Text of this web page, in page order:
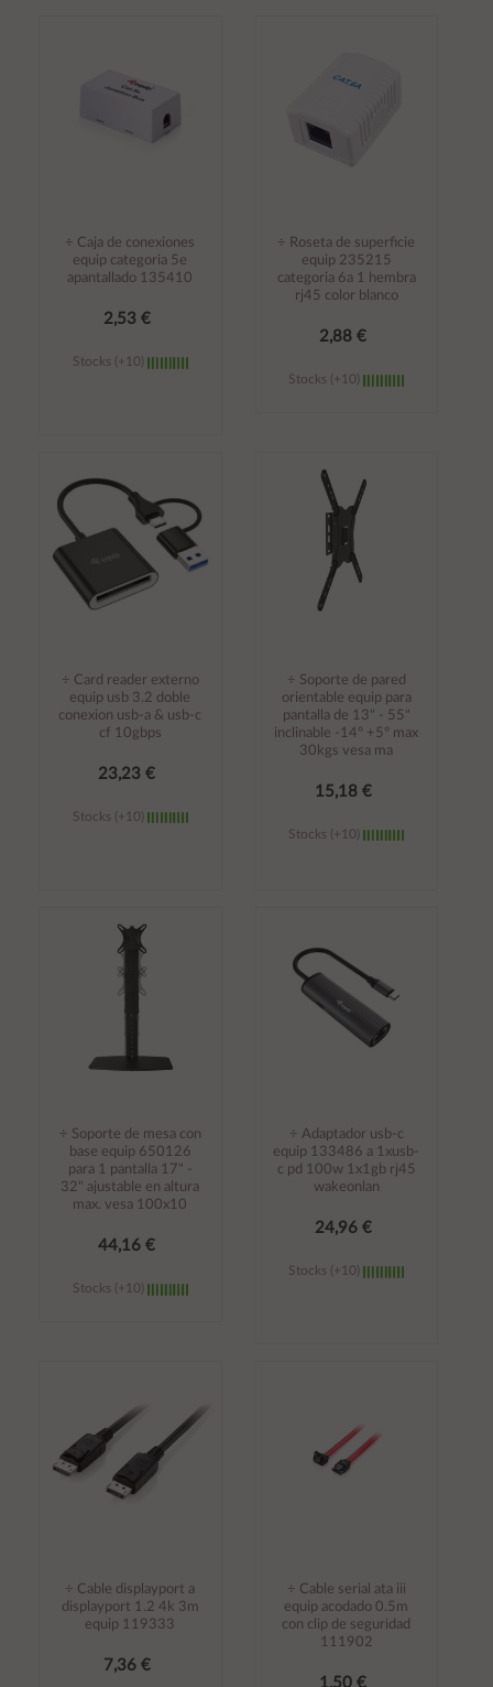
÷ Caja de conexiones
equip categoria 5e
apantallado 135410
2,53 €
Stocks (+10)
carrito
÷ Roseta de superficie
equip 235215
categoria 6a 1 hembra
rj45 color blanco
2,88 €
Stocks (+10)
carrito
÷ Card reader externo
equip usb 3.2 doble
conexion usb-a & usb-c
cf 10gbps
23,23 €
Stocks (+10)
carrito
÷ Soporte de pared
orientable equip para
pantalla de 13" - 55"
inclinable -14º +5º max
30kgs vesa ma
15,18 €
Stocks (+10)
÷ Soporte de mesa con
base equip 650126
para 1 pantalla 17" -
32" ajustable en altura
max. vesa 100x10
44,16 €
Stocks (+10)
÷ Adaptador usb-c
equip 133486 a 1xusb-
c pd 100w 1x1gb rj45
wakeonlan
24,96 €
Stocks (+10)
÷ Cable displayport a
displayport 1.2 4k 3m
equip 119333
7,36 €
÷ Cable serial ata iii
equip acodado 0.5m
con clip de seguridad
111902
1,50 €